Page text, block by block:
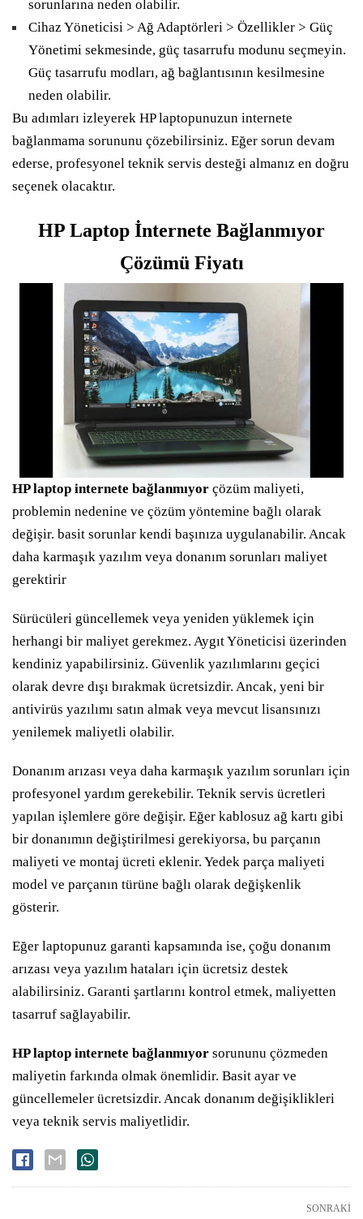
sorunlarına neden olabilir.
Cihaz Yöneticisi > Ağ Adaptörleri > Özellikler > Güç
Yönetimi sekmesinde, güç tasarrufu modunu seçmeyin.
Güç tasarrufu modları, ağ bağlantısının kesilmesine
neden olabilir.
Bu adımları izleyerek HP laptopunuzun internete
bağlanmama sorununu çözebilirsiniz. Eğer sorun devam
ederse, profesyonel teknik servis desteği almanız en doğru
seçenek olacaktır.
HP Laptop İnternete Bağlanmıyor
Çözümü Fiyatı
HP laptop internete bağlanmıyor çözüm maliyeti,
problemin nedenine ve çözüm yöntemine bağlı olarak
değişir. basit sorunlar kendi başınıza uygulanabilir. Ancak
daha karmaşık yazılım veya donanım sorunları maliyet
gerektirir
Sürücüleri güncellemek veya yeniden yüklemek için
herhangi bir maliyet gerekmez. Aygıt Yöneticisi üzerinden
kendiniz yapabilirsiniz. Güvenlik yazılımlarını geçici
olarak devre dışı bırakmak ücretsizdir. Ancak, yeni bir
antivirüs yazılımı satın almak veya mevcut lisansınızı
yenilemek maliyetli olabilir.
Donanım arızası veya daha karmaşık yazılım sorunları için
profesyonel yardım gerekebilir. Teknik servis ücretleri
yapılan işlemlere göre değişir. Eğer kablosuz ağ kartı gibi
bir donanımın değiştirilmesi gerekiyorsa, bu parçanın
maliyeti ve montaj ücreti eklenir. Yedek parça maliyeti
model ve parçanın türüne bağlı olarak değişkenlik
gösterir.
Eğer laptopunuz garanti kapsamında ise, çoğu donanım
arızası veya yazılım hataları için ücretsiz destek
alabilirsiniz. Garanti şartlarını kontrol etmek, maliyetten
tasarruf sağlayabilir.
HP laptop internete bağlanmıyor sorununu çözmeden
maliyetin farkında olmak önemlidir. Basit ayar ve
güncellemeler ücretsizdir. Ancak donanım değişiklikleri
veya teknik servis maliyetlidir.
SONRAKI